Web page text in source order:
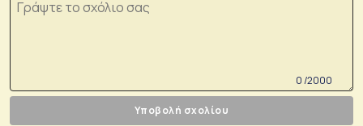
0 /2000
Υποβολή σχολίου